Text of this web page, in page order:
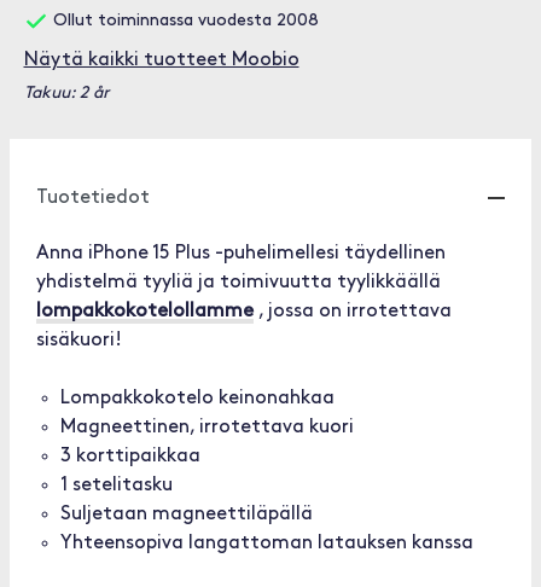
Ollut toiminnassa vuodesta 2008
Näytä kaikki tuotteet Moobio
Takuu: 2 år
Tuotetiedot
Anna iPhone 15 Plus -puhelimellesi täydellinen
yhdistelmä tyyliä ja toimivuutta tyylikkäällä
lompakkokotelollamme, jossa on irrotettava
sisäkuori!
Lompakkokotelo keinonahkaa
Magneettinen, irrotettava kuori
3 korttipaikkaa
1 setelitasku
Suljetaan magneettiläpällä
Yhteensopiva langattoman latauksen kanssa